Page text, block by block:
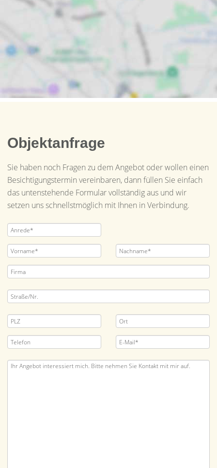
Objektanfrage
Sie haben noch Fragen zu dem Angebot oder wollen einen
Besichtigungstermin vereinbaren, dann füllen Sie einfach
das untenstehende Formular vollständig aus und wir
setzen uns schnellstmöglich mit Ihnen in Verbindung.